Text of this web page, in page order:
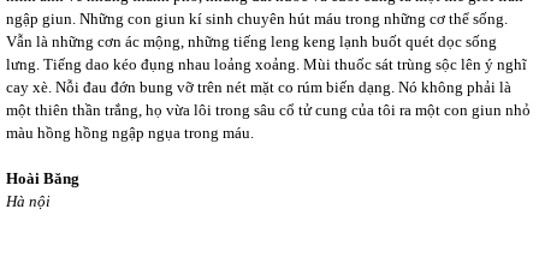
ngập giun. Những con giun kí sinh chuyên hút máu trong những cơ thể sống.
Vẫn là những cơn ác mộng, những tiếng leng keng lạnh buốt quét dọc sống
lưng. Tiếng dao kéo đụng nhau loảng xoảng. Mùi thuốc sát trùng sộc lên ý nghĩ
cay xè. Nỗi đau đớn bung vỡ trên nét mặt co rúm biến dạng. Nó không phải là
một thiên thần trắng, họ vừa lôi trong sâu cổ tử cung của tôi ra một con giun nhỏ
màu hồng hồng ngập ngụa trong máu.
Hoài Băng
Hà nội